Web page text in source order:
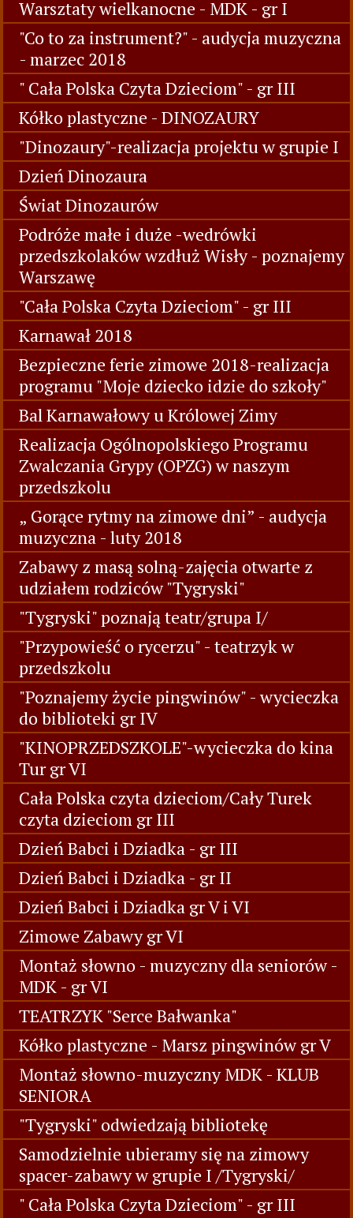
Warsztaty wielkanocne - MDK - gr I
"Co to za instrument?" - audycja muzyczna
- marzec 2018
" Cała Polska Czyta Dzieciom" - gr III
Kółko plastyczne - DINOZAURY
"Dinozaury"-realizacja projektu w grupie I
Dzień Dinozaura
Świat Dinozaurów
Podróże małe i duże -wedrówki
przedszkolaków wzdłuż Wisły - poznajemy
Warszawę
"Cała Polska Czyta Dzieciom" - gr III
Karnawał 2018
Bezpieczne ferie zimowe 2018-realizacja
programu "Moje dziecko idzie do szkoły"
Bal Karnawałowy u Królowej Zimy
Realizacja Ogólnopolskiego Programu
Zwalczania Grypy (OPZG) w naszym
przedszkolu
„ Gorące rytmy na zimowe dni” - audycja
muzyczna - luty 2018
Zabawy z masą solną-zajęcia otwarte z
udziałem rodziców "Tygryski"
"Tygryski" poznają teatr/grupa I/
"Przypowieść o rycerzu" - teatrzyk w
przedszkolu
"Poznajemy życie pingwinów" - wycieczka
do biblioteki gr IV
"KINOPRZEDSZKOLE"-wycieczka do kina
Tur gr VI
Cała Polska czyta dzieciom/Cały Turek
czyta dzieciom gr III
Dzień Babci i Dziadka - gr III
Dzień Babci i Dziadka - gr II
Dzień Babci i Dziadka gr V i VI
Zimowe Zabawy gr VI
Montaż słowno - muzyczny dla seniorów -
MDK - gr VI
TEATRZYK "Serce Bałwanka"
Kółko plastyczne - Marsz pingwinów gr V
Montaż słowno-muzyczny MDK - KLUB
SENIORA
"Tygryski" odwiedzają bibliotekę
Samodzielnie ubieramy się na zimowy
spacer-zabawy w grupie I /Tygryski/
" Cała Polska Czyta Dzieciom" - gr III